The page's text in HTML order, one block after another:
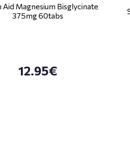
Magnesium Bisglycinate
375mg 60tabs
12.95€